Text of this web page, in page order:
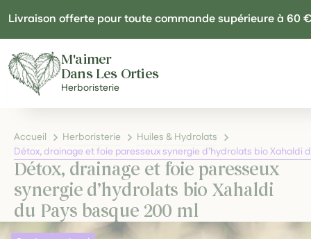
Livraison offerte pour toute commande supérieure à 60 €
M'aimer
Dans Les Orties
Herboristerie
Accueil Herboristerie
Huiles & Hydrolats
Détox, drainage et foie paresseux synergie d’hydrolats bio Xahaldi
Détox, drainage et foie paresseux
synergie d’hydrolats bio Xahaldi
du Pays basque 200 ml